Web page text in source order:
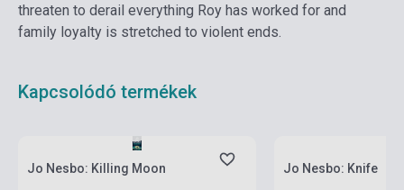
threaten to derail everything Roy has worked for and
family loyalty is stretched to violent ends.
Kapcsolódó termékek
Jo Nesbo: Killing Moon Jo Nesbo: Knife